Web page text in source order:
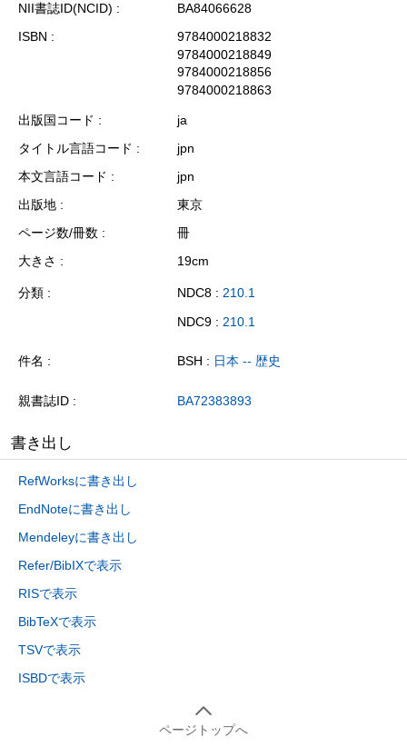
NII書誌ID(NCID)
BA84066628
ISBN
9784000218832
9784000218849
9784000218856
9784000218863
出版国コード
ja
タイトル言語コード
jpn
本文言語コード
jpn
出版地
東京
ページ数/冊数
冊
大きさ
19cm
分類 NDC8 : 210.1
NDC9 : 210.1
件名 BSH : 日本 -- 歴史
親書誌ID BA72383893
書き出し
RefWorksに書き出し
EndNoteに書き出し
Mendeleyに書き出し
Refer/BibIXで表示
RISで表示
BibTeXで表示
TSVで表示
ISBDで表示
ページトップへ